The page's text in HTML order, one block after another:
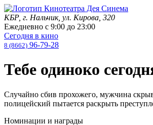
КБР, г. Нальчик, ул. Кирова, 320
Ежедневно с 9:00 до 23:00
Сегодня в кино
8 (8662) 96-79-28
Тебе одиноко
Случайно сбив прохожего, мужчина
полицейский пытается раскрыть
Номинации и награды